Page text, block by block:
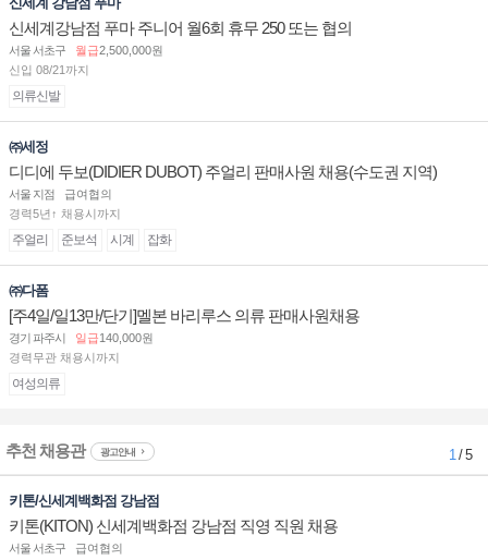
신세계강남점 푸마 주니어 월6회 휴무 250 또는 협의
서울 서초구 월급2,500,000원
신입 08/21까지
의류신발
㈜세정
디디에 두보(DIDIER DUBOT) 주얼리 판매사원 채용(수도권 지역)
서울 지점
급여협의
경력5년↑ 채용시까지
주얼리 준보석 시계 잡화
㈜다폼
[주4일/일13만/단기]멜본 바리루스 의류 판매사원채용
경기 파주시 일급140,000원
경력무관 채용시까지
여성의류
추천 채용관 광고안내 1/ 5
키톤/신세계백화점 강남점
키톤(KITON) 신세계백화점 강남점 직영 직원 채용
서울 서초구
급여협의